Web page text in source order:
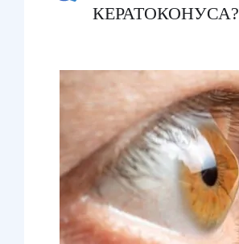
КЕРАТОКОНУСА?